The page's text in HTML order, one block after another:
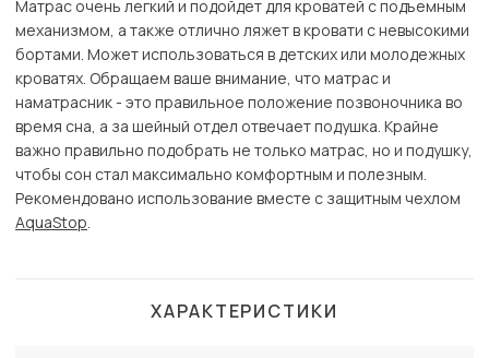
Матрас очень легкий и подойдет для кроватей с подъемным
механизмом, а также отлично ляжет в кровати с невысокими
бортами. Может использоваться в детских или молодежных
кроватях. Обращаем ваше внимание, что матрас и
наматрасник - это правильное положение позвоночника во
время сна, а за шейный отдел отвечает подушка. Крайне
важно правильно подобрать не только матрас, но и подушку,
чтобы сон стал максимально комфортным и полезным.
Рекомендовано использование вместе с защитным чехлом
AquaStop.
ХАРАКТЕРИСТИКИ